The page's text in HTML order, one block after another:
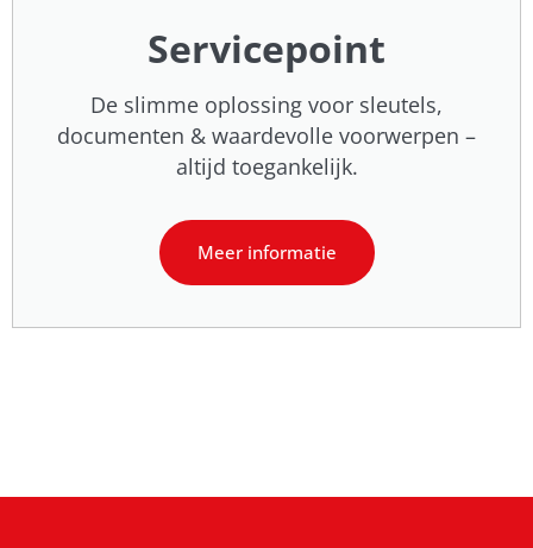
Servicepoint
De slimme oplossing voor sleutels,
documenten & waardevolle voorwerpen –
altijd toegankelijk.
Meer informatie